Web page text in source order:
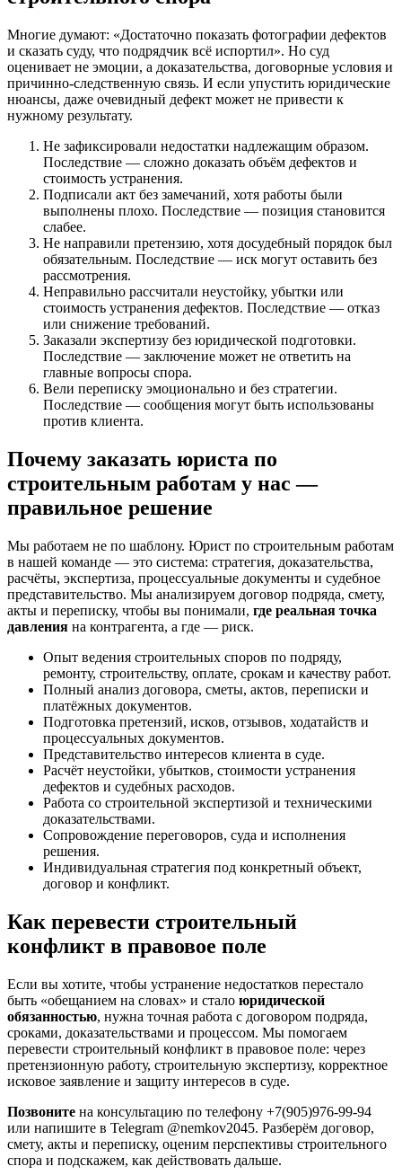
Многие думают: «Достаточно показать фотографии дефектов
и сказать суду, что подрядчик всё испортил». Но суд
оценивает не эмоции, а доказательства, договорные условия и
причинно-следственную связь. И если упустить юридические
нюансы, даже очевидный дефект может не привести к
нужному результату.
Не зафиксировали недостатки надлежащим образом.
Последствие — сложно доказать объём дефектов и
стоимость устранения.
Подписали акт без замечаний, хотя работы были
выполнены плохо. Последствие — позиция становится
слабее.
Не направили претензию, хотя досудебный порядок был
обязательным. Последствие — иск могут оставить без
рассмотрения.
Неправильно рассчитали неустойку, убытки или
стоимость устранения дефектов. Последствие — отказ
или снижение требований.
Заказали экспертизу без юридической подготовки.
Последствие — заключение может не ответить на
главные вопросы спора.
Вели переписку эмоционально и без стратегии.
Последствие — сообщения могут быть использованы
против клиента.
Почему заказать юриста по
строительным работам у нас —
правильное решение
Мы работаем не по шаблону. Юрист по строительным работам
в нашей команде — это система: стратегия, доказательства,
расчёты, экспертиза, процессуальные документы и судебное
представительство. Мы анализируем договор подряда, смету,
акты и переписку, чтобы вы понимали, где реальная точка
давления на контрагента, а где — риск.
Опыт ведения строительных споров по подряду,
ремонту, строительству, оплате, срокам и качеству работ.
Полный анализ договора, сметы, актов, переписки и
платёжных документов.
Подготовка претензий, исков, отзывов, ходатайств и
процессуальных документов.
Представительство интересов клиента в суде.
Расчёт неустойки, убытков, стоимости устранения
дефектов и судебных расходов.
Работа со строительной экспертизой и техническими
доказательствами.
Сопровождение переговоров, суда и исполнения
решения.
Индивидуальная стратегия под конкретный объект,
договор и конфликт.
Как перевести строительный
конфликт в правовое поле
Если вы хотите, чтобы устранение недостатков перестало
быть «обещанием на словах» и стало юридической
обязанностью, нужна точная работа с договором подряда,
сроками, доказательствами и процессом. Мы помогаем
перевести строительный конфликт в правовое поле: через
претензионную работу, строительную экспертизу, корректное
исковое заявление и защиту интересов в суде.
Позвоните на консультацию по телефону +7(905)976-99-94
или напишите в Telegram @nemkov2045. Разберём договор,
смету, акты и переписку, оценим перспективы строительного
спора и подскажем, как действовать дальше.